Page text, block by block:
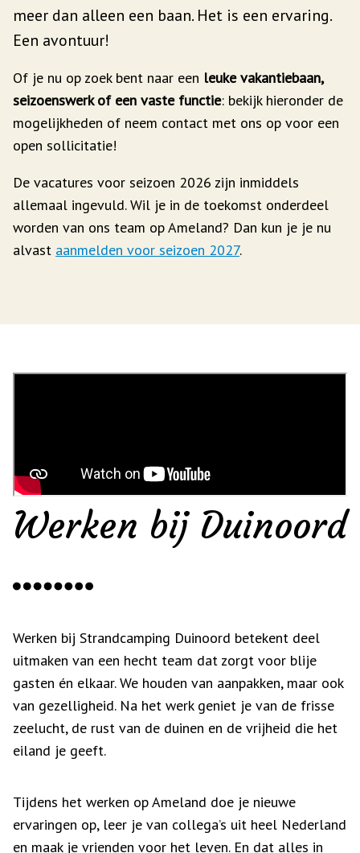
meer dan alleen een baan. Het is een ervaring.
Een avontuur!
Of je nu op zoek bent naar een leuke vakantiebaan,
seizoenswerk of een vaste functie: bekijk hieronder de
mogelijkheden of neem contact met ons op voor een
open sollicitatie!
De vacatures voor seizoen 2026 zijn inmiddels
allemaal ingevuld. Wil je in de toekomst onderdeel
worden van ons team op Ameland? Dan kun je je nu
alvast aanmelden voor seizoen 2027.
Werken bij Duinoord
Werken bij Strandcamping Duinoord betekent deel
uitmaken van een hecht team dat zorgt voor blije
gasten én elkaar. We houden van aanpakken, maar ook
van gezelligheid. Na het werk geniet je van de frisse
zeelucht, de rust van de duinen en de vrijheid die het
eiland je geeft.
Tijdens het werken op Ameland doe je nieuwe
ervaringen op, leer je van collega’s uit heel Nederland
en maak je vrienden voor het leven. En dat alles in